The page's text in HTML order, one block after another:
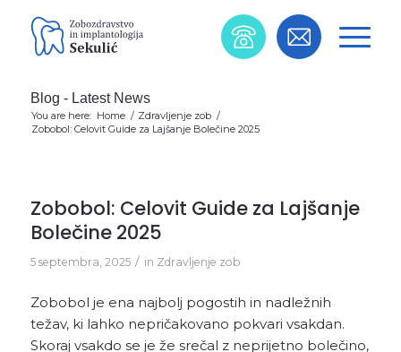
Blog - Latest News
You are here: Home / Zdravljenje zob /
Zobobol: Celovit Guide za Lajšanje Bolečine 2025
Zobobol: Celovit Guide za Lajšanje
Bolečine 2025
5 septembra, 2025 / in Zdravljenje zob
Zobobol je ena najbolj pogostih in nadležnih
težav, ki lahko nepričakovano pokvari vsakdan.
Skoraj vsakdo se je že srečal z neprijetno bolečino,